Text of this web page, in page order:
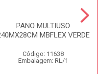
PANO MULTIUSO
MBFLEX VERDE
Código: 11638
Embalagem: RL/1